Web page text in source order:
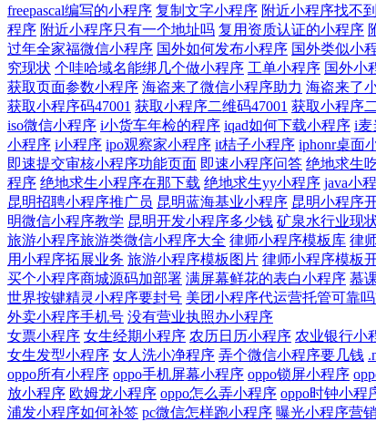
freepascal编写的小程序 复制文字小程序 附近小程序找不
程序 附近小程序只有一个地址吗 复用资质认证的小程序
过年全家福微信小程序 国外如何发布小程序 国外类似小
究现状 个哇哈域名能绑几个做小程序 工单小程序 国外小
获取页面参数小程序 海盗来了微信小程序助力 海盗来了
获取小程序码47001 获取小程序二维码47001 获取小程序
iso微信小程序 i小货车年检的程序 iqad如何下载小程序 i麦
小程序 i小程序 ipo观察家小程序 it桔子小程序 iphonr桌面
即速提交审核小程序功能页面 即速小程序问答 绝地求生
程序 绝地求生小程序在那下载 绝地求生yy小程序 java小
昆明招聘小程序推广员 昆明蓝海基业小程序 昆明小程序
明微信小程序教学 昆明开发小程序多少钱 矿泉水行业现
旅游小程序旅游类微信小程序大全 律师小程序模板库 律
用小程序拓展业务 旅游小程序模板图片 律师小程序模板
买个小程序商城源码加部署 满屏幕鲜花的表白小程序 慕
世界按键精灵小程序要封号 美团小程序代运营托管可靠吗
外卖小程序手机号 没有营业执照办小程序
女票小程序 女生经期小程序 农历日历小程序 农业银行小
女生发型小程序 女人洗小净程序 弄个微信小程序要几钱
oppo所有小程序 oppo手机屏幕小程序 oppo锁屏小程序
放小程序 欧姆龙小程序 oppo怎么弄小程序 oppo时钟小程
浦发小程序如何补签 pc微信怎样跑小程序 曝光小程序营销